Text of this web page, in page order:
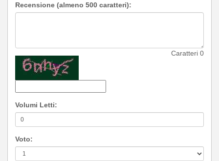
Recensione (almeno 500 caratteri):
Caratteri 0
Volumi Letti:
Voto: